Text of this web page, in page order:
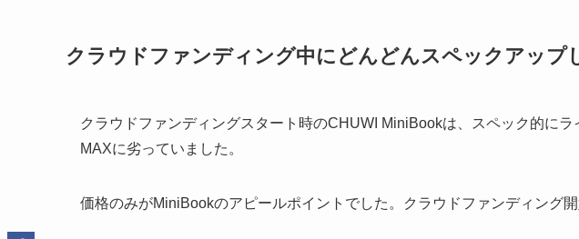
クラウドファンディング中にどんどんスペックアップ
クラウドファンディングスタート時のCHUWI MiniBookは、スペック的に
MAXに劣っていました。
価格のみがMiniBookのアピールポイントでした。クラウドファンディング